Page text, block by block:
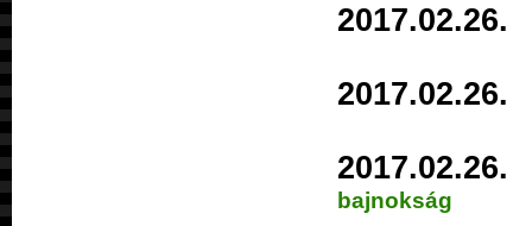
bajnokság